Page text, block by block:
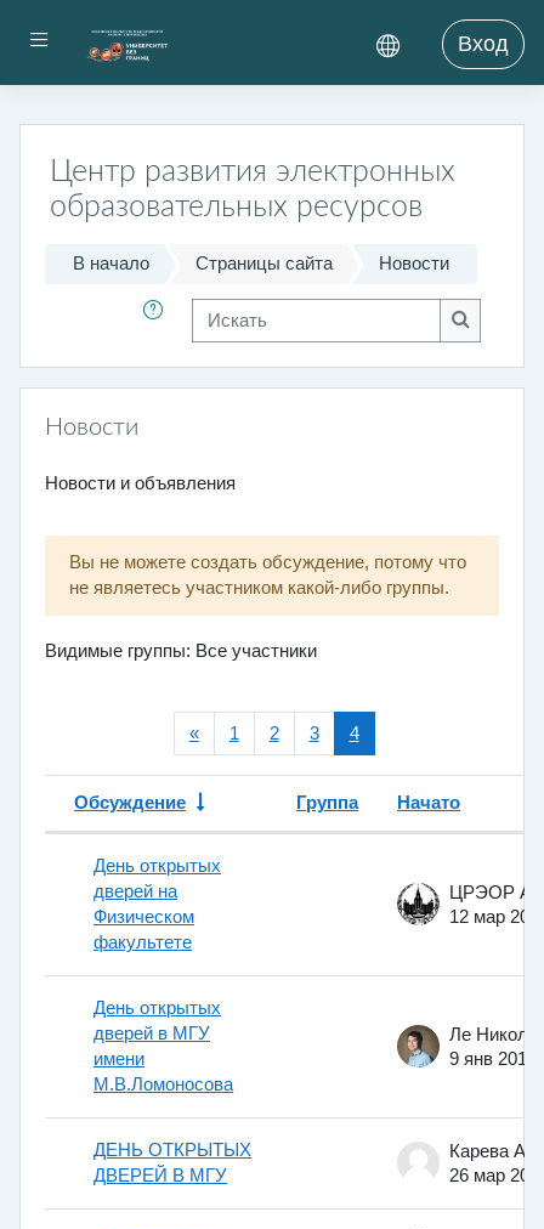
Боковая панель Вход
Центр развития электронных
образовательных ресурсов
В начало Страницы сайта Новости
Искать
Искать
Новости
Новости и объявления
Вы не можете создать обсуждение, потому что
не являетесь участником какой-либо группы.
Видимые группы: Все участники
«Предыдущая страница
1 2 3 4(текущая)
Список обсуждений. Показано
Статус
Обсуждение Группа Начато
День открытых
дверей на
Физическом
факультете
12 мар
День открытых
дверей в МГУ
имени
М.В.Ломоносова
9 янв 2014
ДЕНЬ ОТКРЫТЫХ
ДВЕРЕЙ В МГУ
26 мар